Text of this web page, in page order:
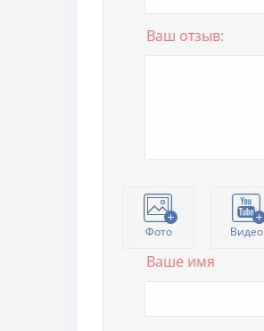
Ваш отзыв:
Фото Видео
Ваше имя